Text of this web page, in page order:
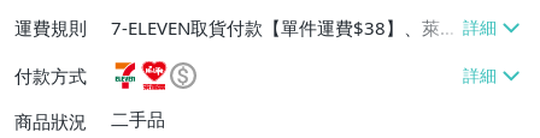
運費規則
7-ELEVEN取貨付款【單件運費$38】、萊爾
富取貨付款【單件運費$60】、宅配/貨運
【免運費】
付款方式
商品狀況
二手品